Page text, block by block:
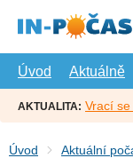
hlavní
Úvod
Aktuálně
AKTUALITA: Vrací
Úvod Aktuální